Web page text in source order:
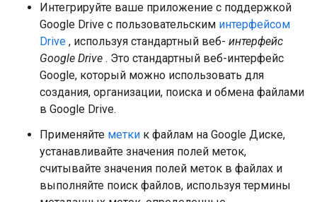
Интегрируйте ваше приложение с поддержкой
Google Drive с пользовательским интерфейсом
Drive , используя стандартный веб- интерфейс
Google Drive . Это стандартный веб-интерфейс
Google, который можно использовать для
создания, организации, поиска и обмена файлами
в Google Drive.
Применяйте метки к файлам на Google Диске,
устанавливайте значения полей меток,
считывайте значения полей меток в файлах и
выполняйте поиск файлов, используя термины